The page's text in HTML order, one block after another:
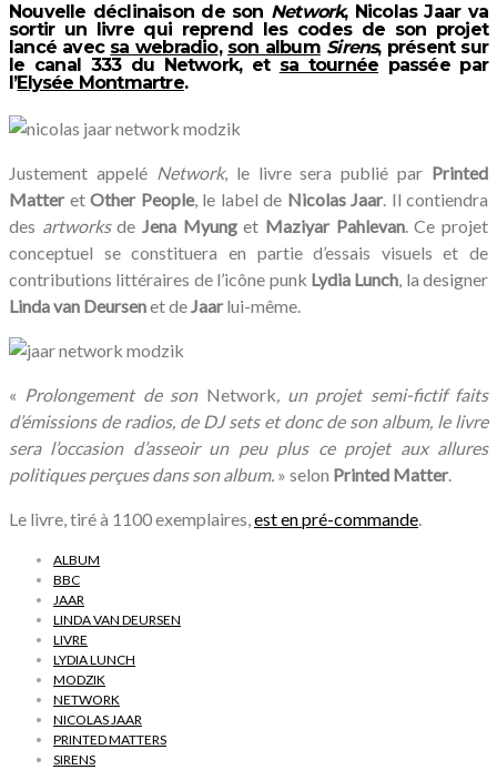
Nouvelle déclinaison de son Network, Nicolas Jaarva
sortir un livre qui reprend les codes de son projet
lancé avec sa webradio, son album Sirens, présent sur
le canal 333 du
Network, et sa tournée passée par
l’Elysée Montmartre.
Justement appelé Network, le livre sera publié par Printed
Matter et Other People, le label de Nicolas Jaar. Il contiendra
des artworksde Jena Myunget Maziyar Pahlevan. Ce projet
conceptuel se constituera en partie d’essais visuels et de
contributions littéraires de l’icône punk Lydia Lunch, la designer
Linda van Deursenet deJaar lui-même.
« Prolongement de son Network, un projet semi-fictif faits
d’émissions de radios, de DJ sets et donc de son album, le livre
sera l’occasion d’asseoir un peu plus ce projet aux allures
politiques perçues dans son album. » selon Printed Matter.
Le livre, tiré à 1100 exemplaires,est en pré-commande.
ALBUM
BBC
JAAR
LINDA VAN DEURSEN
LIVRE
LYDIA LUNCH
MODZIK
NETWORK
NICOLAS JAAR
PRINTED MATTERS
SIRENS